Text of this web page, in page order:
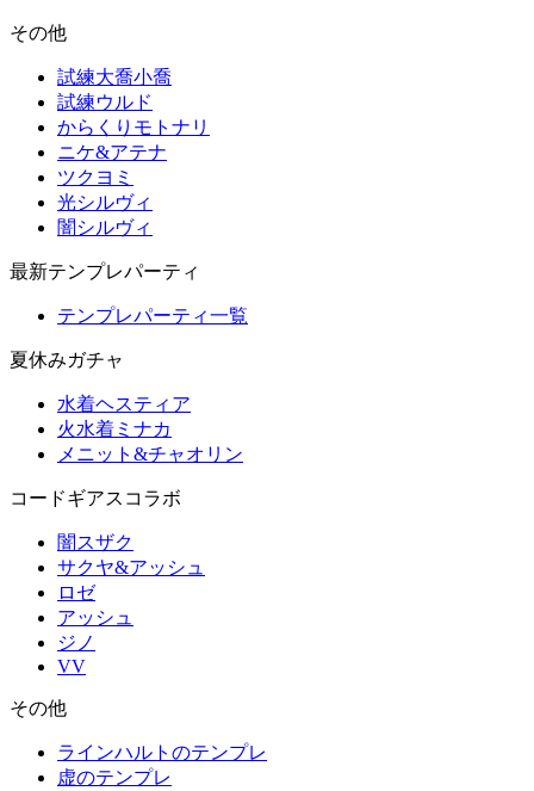
その他
試練大喬小喬
試練ウルド
からくりモトナリ
ニケ&アテナ
ツクヨミ
光シルヴィ
闇シルヴィ
最新テンプレパーティ
テンプレパーティ一覧
夏休みガチャ
水着ヘスティア
火水着ミナカ
メニット&チャオリン
コードギアスコラボ
闇スザク
サクヤ&アッシュ
ロゼ
アッシュ
ジノ
VV
その他
ラインハルトのテンプレ
虚のテンプレ